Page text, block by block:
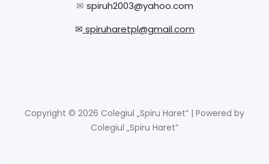
✉ spiruh2003@yahoo.com
✉ spiruharetpl@gmail.com
Copyright © 2026 Colegiul „Spiru Haret” | Powered by
Colegiul „Spiru Haret”